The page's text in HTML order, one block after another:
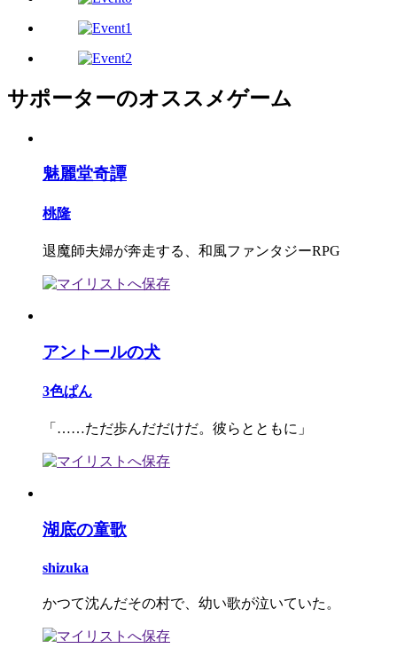
サポーターのオススメゲーム
魅麗堂奇譚
桃隆
退魔師夫婦が奔走する、和風ファンタジーRPG
アントールの犬
3色ぱん
「……ただ歩んだだけだ。彼らとともに」
湖底の童歌
shizuka
かつて沈んだその村で、幼い歌が泣いていた。